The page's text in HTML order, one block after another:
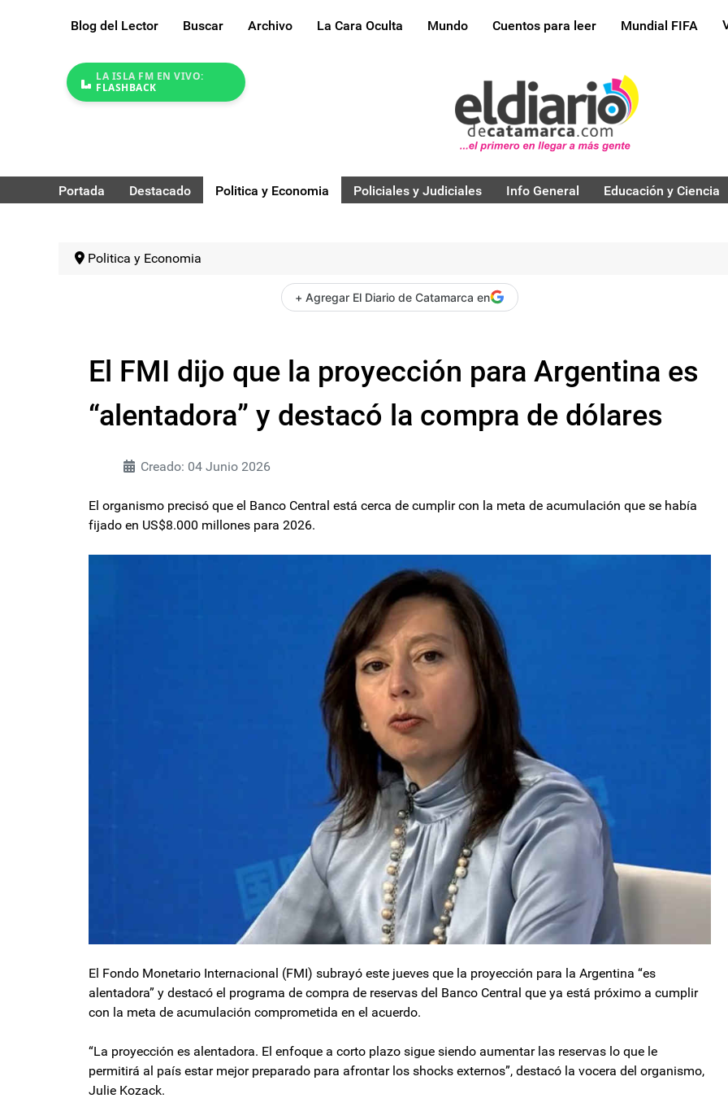
Blog del Lector Buscar Archivo La Cara Oculta Mundo Cuentos para leer Mundial FIFA
LA ISLA FM EN VIVO:
FLASHBACK
Portada Destacado Politica y Economia Policiales y Judiciales Info General Educación y Ciencia
Politica y Economia
+ Agregar El Diario de Catamarca en
El FMI dijo que la proyección para Argentina es
“alentadora” y destacó la compra de dólares
Creado: 04 Junio 2026
El organismo precisó que el Banco Central está cerca de cumplir con la meta de acumulación que se había
fijado en US$8.000 millones para 2026.
El Fondo Monetario Internacional (FMI) subrayó este jueves que la proyección para la Argentina “es
alentadora” y destacó el programa de compra de reservas del Banco Central que ya está próximo a cumplir
con la meta de acumulación comprometida en el acuerdo.
“La proyección es alentadora. El enfoque a corto plazo sigue siendo aumentar las reservas lo que le
permitirá al país estar mejor preparado para afrontar los shocks externos”, destacó la vocera del organismo,
Julie Kozack.